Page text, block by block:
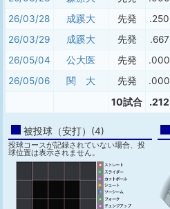
26/03/28
成蹊大 先発 .250
26/03/29
成蹊大 先発 .667
26/05/04
公大医 先発 .000
26/05/06
関 大 先発 .000
10試合 .212
被投球（安打）(4)
投球コースが記録されていない場合、投
球位置は表示されません。